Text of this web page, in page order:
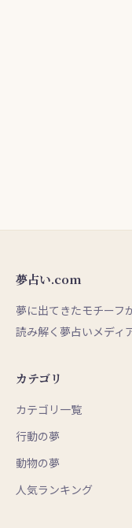
夢占い.com
夢に出てきたモチーフ
読み解く夢占いメディ
カテゴリ
カテゴリ一覧
行動の夢
動物の夢
人気ランキング